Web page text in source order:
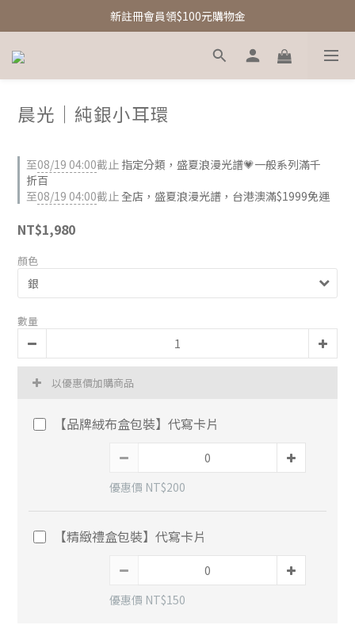
新註冊會員領$100元購物金
新註冊會員領$100元購物金
Free Shipping｜台灣滿額享免運優惠
新註冊會員領$100元購物金
晨光｜純銀小耳環
至08/19 04:00截止 指定分類，盛夏浪漫光譜💗一般系列滿千
折百
至08/19 04:00截止 全店，盛夏浪漫光譜，台港澳滿$1999免運
NT$1,980
顏色
數量
以優惠價加購商品
【品牌絨布盒包裝】代寫卡片
優惠價 NT$200
【精緻禮盒包裝】代寫卡片
優惠價 NT$150